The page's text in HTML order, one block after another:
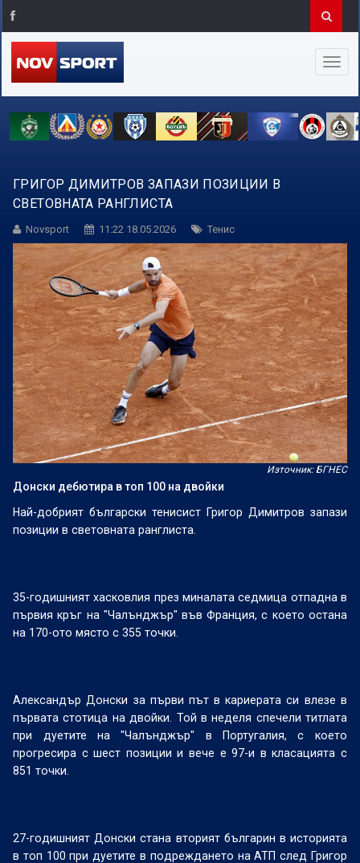
ГРИГОР ДИМИТРОВ ЗАПАЗИ ПОЗИЦИИ В
СВЕТОВНАТА РАНГЛИСТА
Novsport 11:22 18.05.2026 Тенис
Източник: БГНЕС
Донски дебютира в топ 100 на двойки
Най-добрият български тенисист Григор Димитров запази
позиции в световната ранглиста.
35-годишният хасковлия през миналата седмица отпадна в
първия кръг на "Чалънджър" във Франция, с което остана
на 170-ото място с 355 точки.
Александър Донски за първи път в кариерата си влезе в
първата стотица на двойки. Той в неделя спечели титлата
при дуетите на "Чалънджър" в Португалия, с което
прогресира с шест позиции и вече е 97-и в класацията с
851 точки.
27-годишният Донски стана вторият българин в историята
в топ 100 при дуетите в подреждането на АТП след Григор